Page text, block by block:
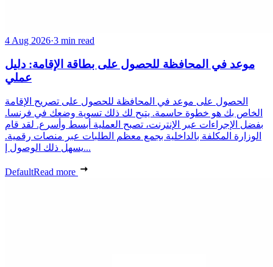
4 Aug 2026·3 min read
موعد في المحافظة للحصول على بطاقة الإقامة: دليل
عملي
الحصول على موعد في المحافظة للحصول على تصريح الإقامة
الخاص بك هو خطوة حاسمة. يتيح لك ذلك تسوية وضعك في فرنسا.
بفضل الإجراءات عبر الإنترنت، تصبح العملية أبسط وأسرع. لقد قام
الوزارة المكلفة بالداخلية بجمع معظم الطلبات عبر منصات رقمية.
يسهل ذلك الوصول إ...
DefaultRead more